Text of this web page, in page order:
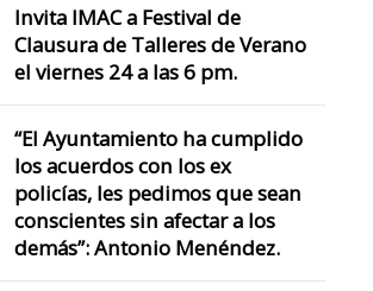
Se han instalado más de
El Alcalde Antonio
Bermúdez informa que
Invita IMAC a Festival de
Clausura de Talleres de Verano
el viernes 24 a las 6 pm.
“El Ayuntamiento ha cumplido
los acuerdos con los ex
policías, les pedimos que sean
conscientes sin afectar a los
demás”: Antonio Menéndez.